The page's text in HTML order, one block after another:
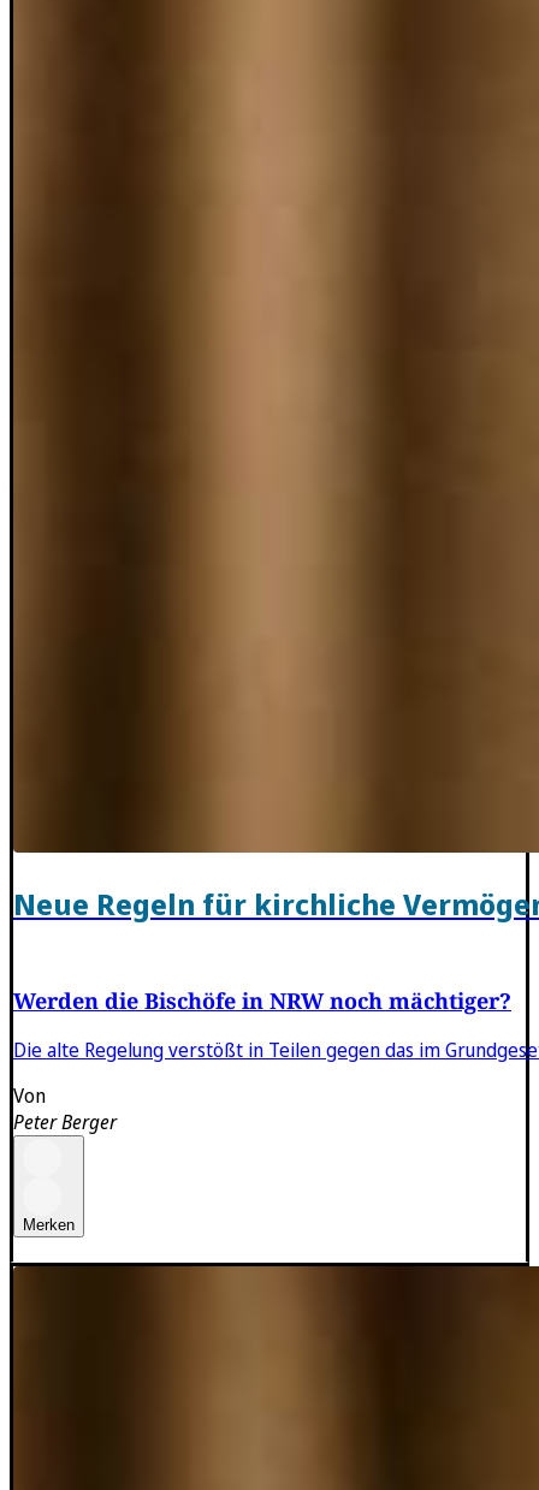
Neue Regeln für kirchliche
Werden die Bischöfe in NRW noch mächtiger?
Die alte Regelung verstößt in Teilen gegen das im
Von
Peter Berger
Merken